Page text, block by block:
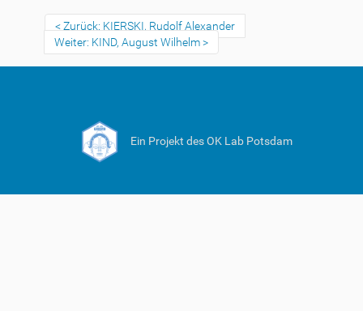
Zurück: KIERSKI, Rudolf Alexander
Weiter: KIND, August Wilhelm
Ein Projekt des OK Lab Potsdam